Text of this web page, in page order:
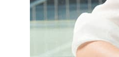
Все товары
Чехлы